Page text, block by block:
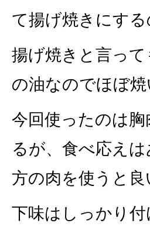
て揚げ焼きにする
揚げ焼きと言っ
の油なのでほぼ
今回使ったのは
るが、食べ応え
方の肉を使うと
下味はしっかり